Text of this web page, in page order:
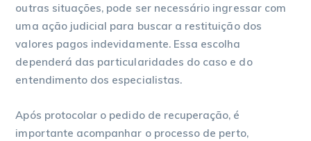
outras situações, pode ser necessário ingressar com
uma ação judicial para buscar a restituição dos
valores pagos indevidamente. Essa escolha
dependerá das particularidades do caso e do
entendimento dos especialistas.
Após protocolar o pedido de recuperação, é
importante acompanhar o processo de perto,